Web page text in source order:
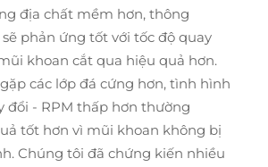
địa chất mềm hơn, thông
phản ứng tốt với tốc độ quay
khoan cắt qua hiệu quả hơn.
các lớp đá cứng hơn, tình hình
đổi - RPM thấp hơn thường
tốt hơn vì mũi khoan không bị
Chúng tôi đã chứng kiến nhiều